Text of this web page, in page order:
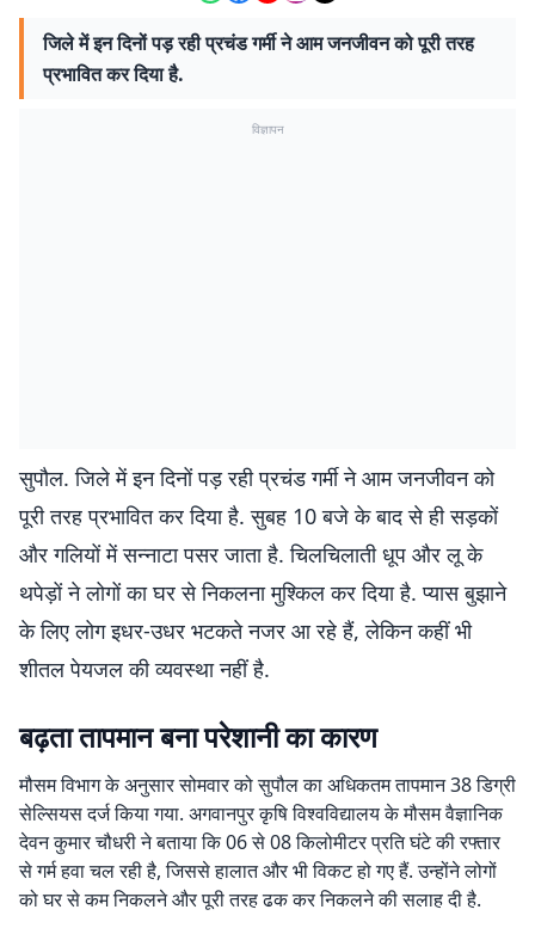
जिले में इन दिनों पड़ रही प्रचंड गर्मी ने आम जनजीवन को पूरी तरह
प्रभावित कर दिया है.
विज्ञापन
सुपौल. जिले में इन दिनों पड़ रही प्रचंड गर्मी ने आम जनजीवन को
पूरी तरह प्रभावित कर दिया है. सुबह 10 बजे के बाद से ही सड़कों
और गलियों में सन्नाटा पसर जाता है. चिलचिलाती धूप और लू के
थपेड़ों ने लोगों का घर से निकलना मुश्किल कर दिया है. प्यास बुझाने
के लिए लोग इधर-उधर भटकते नजर आ रहे हैं, लेकिन कहीं भी
शीतल पेयजल की व्यवस्था नहीं है.
बढ़ता तापमान बना परेशानी का कारण
मौसम विभाग के अनुसार सोमवार को सुपौल का अधिकतम तापमान 38 डिग्री
सेल्सियस दर्ज किया गया. अगवानपुर कृषि विश्वविद्यालय के मौसम वैज्ञानिक
देवन कुमार चौधरी ने बताया कि 06 से 08 किलोमीटर प्रति घंटे की रफ्तार
से गर्म हवा चल रही है, जिससे हालात और भी विकट हो गए हैं. उन्होंने लोगों
को घर से कम निकलने और पूरी तरह ढक कर निकलने की सलाह दी है.